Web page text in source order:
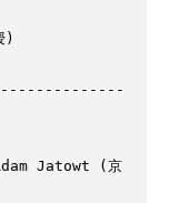
)
Jatowt (京